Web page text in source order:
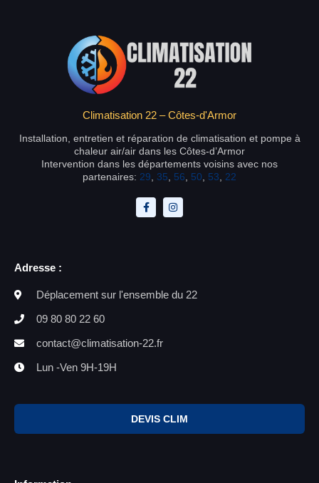
Climatisation 22 – Côtes-d'Armor
Installation, entretien et réparation de climatisation et pompe à
chaleur air/air dans les Côtes-d’Armor
Intervention dans les départements voisins avec nos
partenaires: 29 35 56 50 53 22
Adresse :
Déplacement sur l'ensemble du 22
09 80 80 22 60
contact@climatisation-22.fr
Lun -Ven 9H-19H
DEVIS CLIM